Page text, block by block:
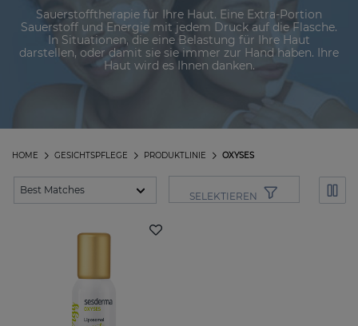
Sauerstofftherapie für Ihre Haut. Eine Extra-Portion
Sauerstoff und Energie mit jedem Druck auf die Flasche.
In Situationen, die eine Belastung für Ihre Haut
darstellen, oder damit sie sie immer zur Hand haben. Ihre
Haut wird es Ihnen danken.
OXYSES
PRODUKTLINIE
GESICHTSPFLEGE
HOME
SELEKTIEREN